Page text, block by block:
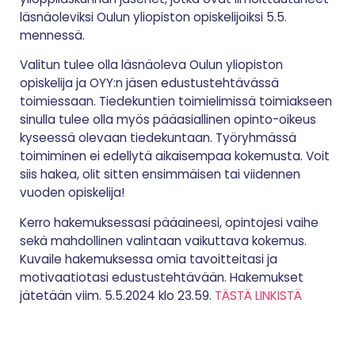
läsnäoleviksi Oulun yliopiston opiskelijoiksi 5.5.
mennessä.
Valitun tulee olla läsnäoleva Oulun yliopiston
opiskelija ja OYY:n jäsen edustustehtävässä
toimiessaan. Tiedekuntien toimielimissä toimiakseen
sinulla tulee olla myös pääasiallinen opinto-oikeus
kyseessä olevaan tiedekuntaan. Työryhmässä
toimiminen ei edellytä aikaisempaa kokemusta. Voit
siis hakea, olit sitten ensimmäisen tai viidennen
vuoden opiskelija!
Kerro hakemuksessasi pääaineesi, opintojesi vaihe
sekä mahdollinen valintaan vaikuttava kokemus.
Kuvaile hakemuksessa omia tavoitteitasi ja
motivaatiotasi edustustehtävään. Hakemukset
jätetään viim. 5.5.2024 klo 23.59. TÄSTÄ LINKISTÄ